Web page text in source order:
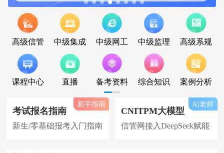
高级信管 中级集成 中级网工 中级监理 高级系规
课程中心 直播 备考资料 综合知识 案例分析
考试报名指南
新生/零基础报考入门指南
新手指南
CNITPM大模型
信管网接入DeepSeek赋能
AI老师